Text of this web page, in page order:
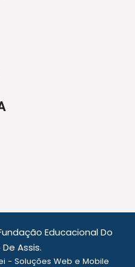
Educacional Do
Assis.
- Soluções Web e Mobile